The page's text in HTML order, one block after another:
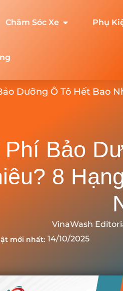
Chăm Sóc Xe Phụ
Dưỡng Ô Tô Hết Bao
Phí Bảo
8
VinaWash
mới nhất: 14/10/2025